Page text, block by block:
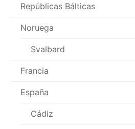
Repúblicas Bálticas
Noruega
Svalbard
Francia
España
Cádiz